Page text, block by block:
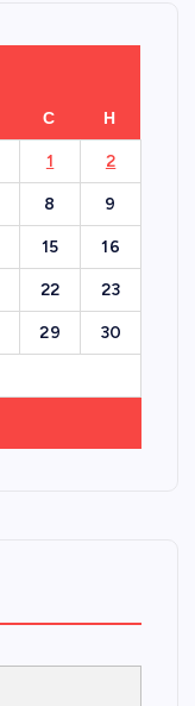
С Н
1 2
8 9
15 16
22 23
29 30